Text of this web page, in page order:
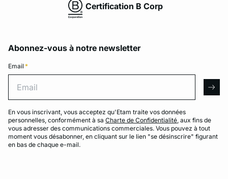
Certification B Corp
Abonnez-vous à notre newsletter
Email *
Email
En vous inscrivant, vous acceptez qu'Etam traite vos données
personnelles, conformément à sa Charte de Confidentialité, aux fins de
vous adresser des communications commerciales. Vous pouvez à tout
moment vous désabonner, en cliquant sur le lien "se désinscrire" figurant
en bas de chaque e-mail.